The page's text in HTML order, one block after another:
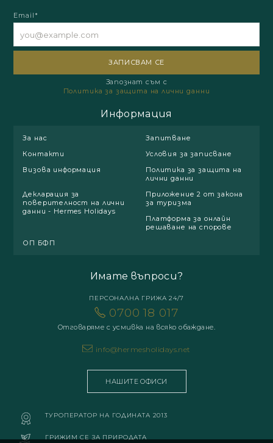
Email*
Запознат съм с
Политика за защита на лични данни
Информация
За нас
Запитване
Контакти
Условия за записване
Визова информация
Политика за защита на
лични данни
Декларация за
поверителност на лични
данни - Hermes Holidays
Приложение 2 от закона
за туризма
Платформа за онлайн
решаване на спорове
ОП БФП
Имате въпроси?
ПЕРСОНАЛНА ГРИЖА 24/7
0700 18 017
Отговаряме с усмивка на всяко обаждане.
info@hermesholidays.net
НАШИТЕ ОФИСИ
ТУРОПЕРАТОР НА ГОДИНАТА 2013
ГРИЖИМ СЕ ЗА ПРИРОДАТА